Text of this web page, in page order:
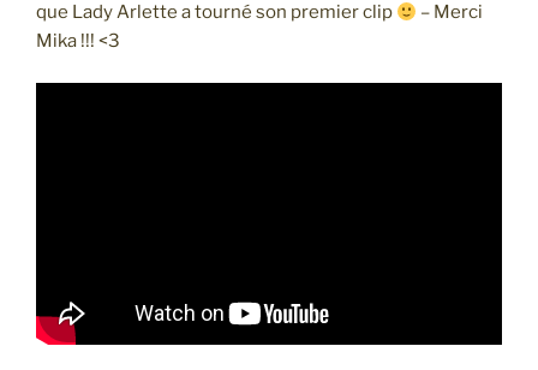
que Lady Arlette a tourné son premier clip
– Merci
Mika !!! <3